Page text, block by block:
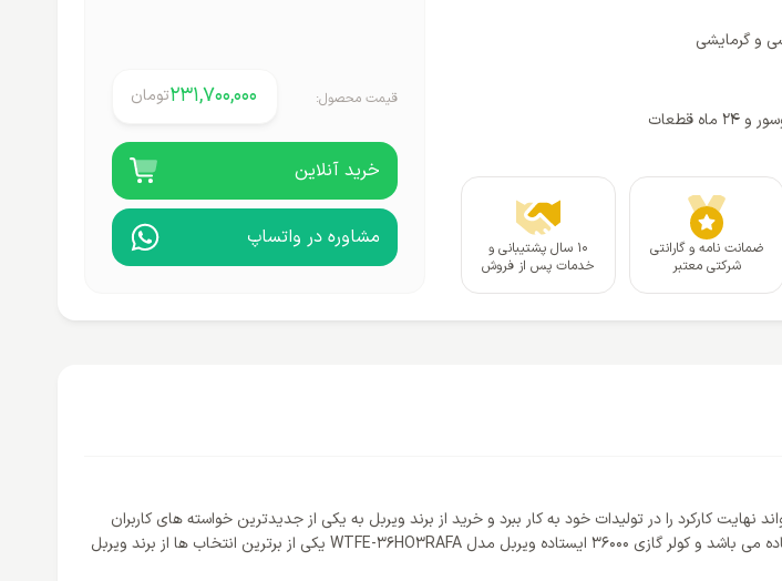
و گرمایشی
ضمانت نامه و گارانتی
شرکتی معتبر
۱۰ سال پشتیبانی و
خدمات پس از فروش
قیمت محصول: 231,700,000تومان
خرید آنلاین
مشاوره در واتساپ
کارکرد را در تولیدات خود به کار ببرد و خرید از برند ویربل به یکی از جدیدترین خواسته های کاربران
سخت پسند تبدیل شده است. یکی از پر طرفدارترین کولرهای برای محیط های متراژ بالا کولرهای ایستاده می باشد و کولر گازی 36000 ایستاده ویربل مدل WTFE-36HO3RAFA یکی از برترین انتخاب ها از برند ویربل